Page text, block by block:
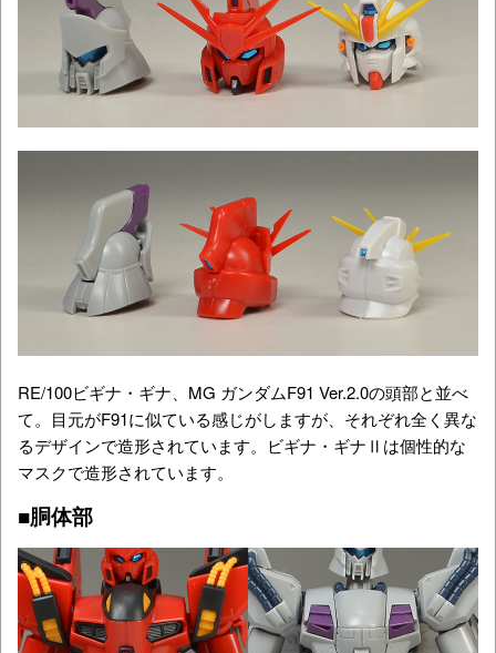
RE/100ビギナ・ギナ、MG ガンダムF91 Ver.2.0の頭部と並べ
て。目元がF91に似ている感じがしますが、それぞれ全く異な
るデザインで造形されています。ビギナ・ギナⅡは個性的な
マスクで造形されています。
■胴体部